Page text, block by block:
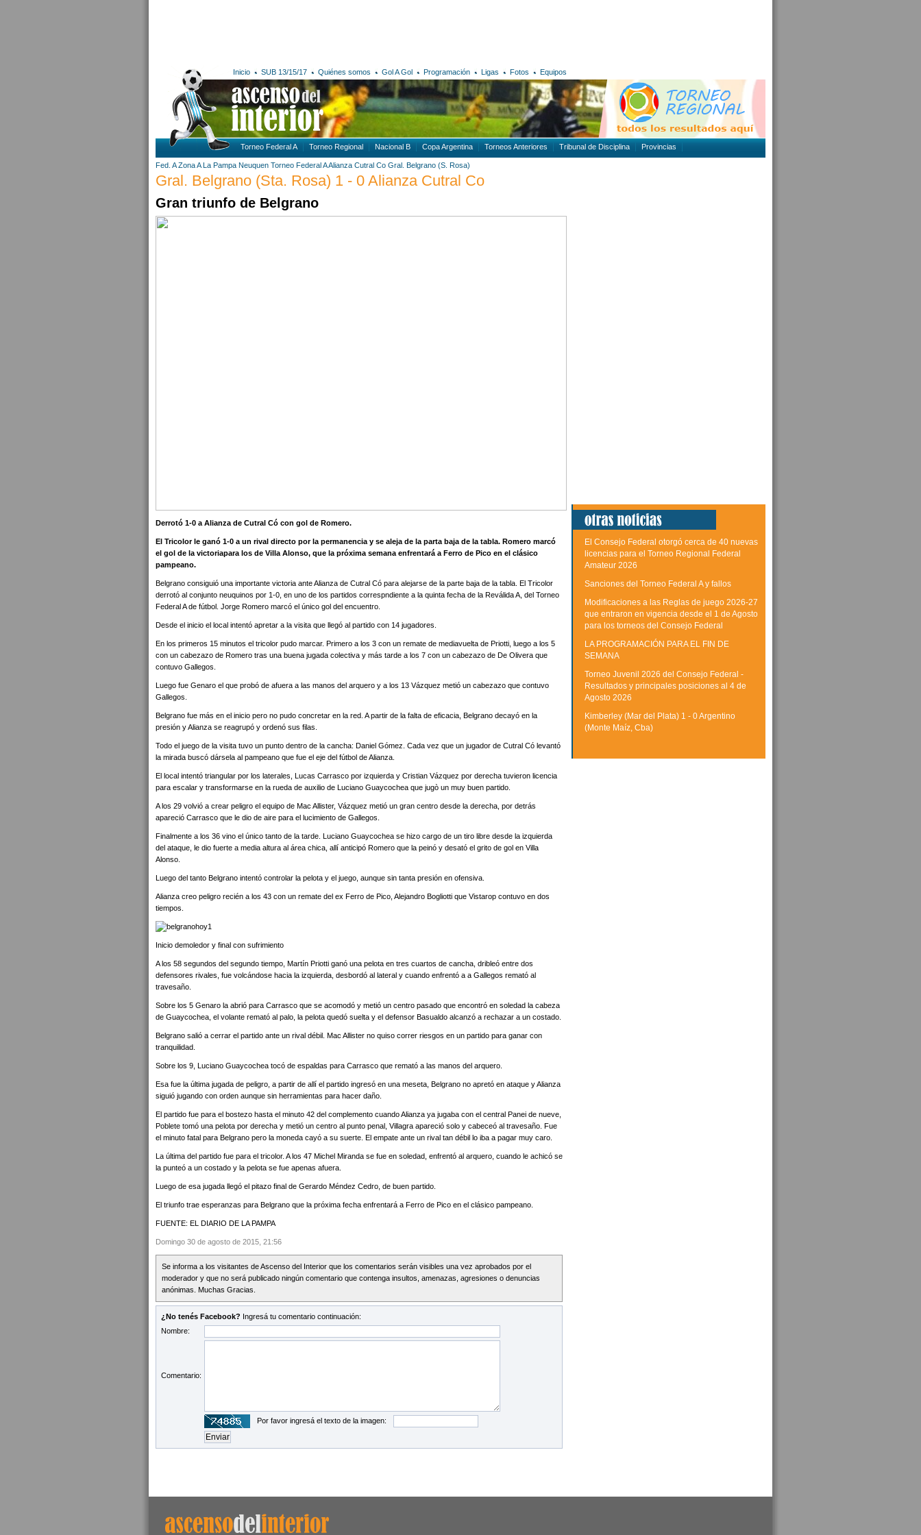
Inicio SUB 13/15/17 Quiénes somos Gol A Gol Programación Ligas Fotos Equipos
Torneo Federal A Torneo Regional Nacional B Copa Argentina Torneos Anteriores Tribunal de Disciplina Provincias
Fed. A Zona A La Pampa Neuquen Torneo Federal AAlianza Cutral Co Gral. Belgrano (S. Rosa)
Gral. Belgrano (Sta. Rosa) 1 - 0 Alianza Cutral Co
Gran triunfo de Belgrano
Derrotó 1-0 a Alianza de Cutral Có con gol de Romero.
El Tricolor le ganó 1-0 a un rival directo por la permanencia y se aleja de la parta baja de la tabla. Romero marcó
el gol de la victoriapara los de Villa Alonso, que la próxima semana enfrentará a Ferro de Pico en el clásico
pampeano.
Belgrano consiguió una importante victoria ante Alianza de Cutral Có para alejarse de la parte baja de la tabla. El Tricolor
derrotó al conjunto neuquinos por 1-0, en uno de los partidos correspndiente a la quinta fecha de la Reválida A, del Torneo
Federal A de fútbol. Jorge Romero marcó el único gol del encuentro.
Desde el inicio el local intentó apretar a la visita que llegó al partido con 14 jugadores.
En los primeros 15 minutos el tricolor pudo marcar. Primero a los 3 con un remate de mediavuelta de Priotti, luego a los 5
con un cabezazo de Romero tras una buena jugada colectiva y más tarde a los 7 con un cabezazo de De Olivera que
contuvo Gallegos.
Luego fue Genaro el que probó de afuera a las manos del arquero y a los 13 Vázquez metió un cabezazo que contuvo
Gallegos.
Belgrano fue más en el inicio pero no pudo concretar en la red. A partir de la falta de eficacia, Belgrano decayó en la
presión y Alianza se reagrupó y ordenó sus filas.
Todo el juego de la visita tuvo un punto dentro de la cancha: Daniel Gómez. Cada vez que un jugador de Cutral Có levantó
la mirada buscó dársela al pampeano que fue el eje del fútbol de Alianza.
El local intentó triangular por los laterales, Lucas Carrasco por izquierda y Cristian Vázquez por derecha tuvieron licencia
para escalar y transformarse en la rueda de auxilio de Luciano Guaycochea que jugò un muy buen partido.
A los 29 volvió a crear peligro el equipo de Mac Allister, Vázquez metió un gran centro desde la derecha, por detrás
apareció Carrasco que le dio de aire para el lucimiento de Gallegos.
Finalmente a los 36 vino el único tanto de la tarde. Luciano Guaycochea se hizo cargo de un tiro libre desde la izquierda
del ataque, le dio fuerte a media altura al área chica, allí anticipó Romero que la peinó y desató el grito de gol en Villa
Alonso.
Luego del tanto Belgrano intentó controlar la pelota y el juego, aunque sin tanta presión en ofensiva.
Alianza creo peligro recién a los 43 con un remate del ex Ferro de Pico, Alejandro Bogliotti que Vistarop contuvo en dos
tiempos.
Inicio demoledor y final con sufrimiento
A los 58 segundos del segundo tiempo, Martín Priotti ganó una pelota en tres cuartos de cancha, dribleó entre dos
defensores rivales, fue volcándose hacia la izquierda, desbordó al lateral y cuando enfrentó a a Gallegos remató al
travesaño.
Sobre los 5 Genaro la abrió para Carrasco que se acomodó y metió un centro pasado que encontró en soledad la cabeza
de Guaycochea, el volante remató al palo, la pelota quedó suelta y el defensor Basualdo alcanzó a rechazar a un costado.
Belgrano salió a cerrar el partido ante un rival débil. Mac Allister no quiso correr riesgos en un partido para ganar con
tranquilidad.
Sobre los 9, Luciano Guaycochea tocó de espaldas para Carrasco que remató a las manos del arquero.
Esa fue la última jugada de peligro, a partir de allí el partido ingresó en una meseta, Belgrano no apretó en ataque y Alianza
siguió jugando con orden aunque sin herramientas para hacer daño.
El partido fue para el bostezo hasta el minuto 42 del complemento cuando Alianza ya jugaba con el central Panei de nueve,
Poblete tomó una pelota por derecha y metió un centro al punto penal, Villagra apareció solo y cabeceó al travesaño. Fue
el minuto fatal para Belgrano pero la moneda cayó a su suerte. El empate ante un rival tan débil lo iba a pagar muy caro.
La última del partido fue para el tricolor. A los 47 Michel Miranda se fue en soledad, enfrentó al arquero, cuando le achicó se
la punteó a un costado y la pelota se fue apenas afuera.
Luego de esa jugada llegó el pitazo final de Gerardo Méndez Cedro, de buen partido.
El triunfo trae esperanzas para Belgrano que la próxima fecha enfrentará a Ferro de Pico en el clásico pampeano.
FUENTE: EL DIARIO DE LA PAMPA
Domingo 30 de agosto de 2015, 21:56
Se informa a los visitantes de Ascenso del Interior que los comentarios serán visibles una vez aprobados por el
moderador y que no será publicado ningún comentario que contenga insultos, amenazas, agresiones o denuncias
anónimas. Muchas Gracias.
¿No tenés Facebook? Ingresá tu comentario continuación:
Nombre:
Comentario:
Por favor ingresá el texto de la imagen:
El Consejo Federal otorgó cerca de 40 nuevas
licencias para el Torneo Regional Federal
Amateur 2026
Sanciones del Torneo Federal A y fallos
Modificaciones a las Reglas de juego 2026-27
que entraron en vigencia desde el 1 de Agosto
para los torneos del Consejo Federal
LA PROGRAMACIÓN PARA EL FIN DE
SEMANA
Torneo Juvenil 2026 del Consejo Federal -
Resultados y principales posiciones al 4 de
Agosto 2026
Kimberley (Mar del Plata) 1 - 0 Argentino
(Monte Maíz, Cba)